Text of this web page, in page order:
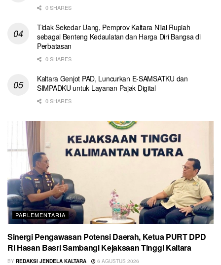
0 SHARES
Tidak Sekedar Uang, Pemprov Kaltara Nilai Rupiah
sebagai Benteng Kedaulatan dan Harga Diri Bangsa di
Perbatasan
0 SHARES
Kaltara Genjot PAD, Luncurkan E-SAMSATKU dan
SIMPADKU untuk Layanan Pajak Digital
0 SHARES
PARLEMENTARIA
Sinergi Pengawasan Potensi Daerah, Ketua PURT DPD
RI Hasan Basri Sambangi Kejaksaan Tinggi Kaltara
BY REDAKSI JENDELA KALTARA 6 AGUSTUS 2026